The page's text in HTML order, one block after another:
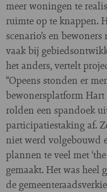
meer woningen te
ruimte op te knappen.
scenario’s en
vaak bij
het anders, vertelt
“Opeens stonden er
bewonersplatform
rolden een spandoek
participatiestaking af.
niet werd volgebouwd
plannen te veel met
gemaakt. Het was heel
de